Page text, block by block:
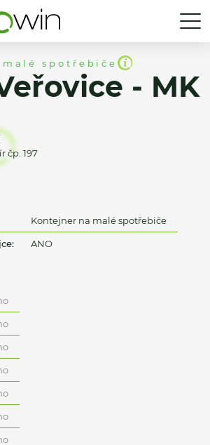
spotřebiče
- MK
čp. 197
Kontejner na malé spotřebiče
ANO